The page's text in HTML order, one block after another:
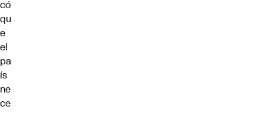
có
qu
e
el
pa
ís
ne
ce